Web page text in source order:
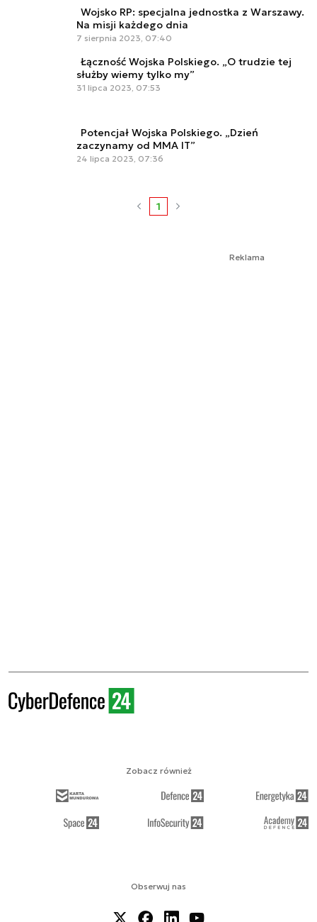
Wojsko RP: specjalna jednostka z Warszawy.
Na misji każdego dnia
7 sierpnia 2023, 07:40
Łączność Wojska Polskiego. „O trudzie tej
służby wiemy tylko my”
31 lipca 2023, 07:53
Potencjał Wojska Polskiego. „Dzień
zaczynamy od MMA IT”
24 lipca 2023, 07:36
1
Reklama
Obserwuj nas
Zobacz również